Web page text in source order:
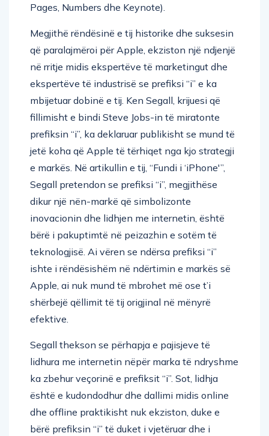
Pages, Numbers dhe Keynote).
Megjithë rëndësinë e tij historike dhe suksesin
që paralajmëroi për Apple, ekziston një ndjenjë
në rritje midis ekspertëve të marketingut dhe
ekspertëve të industrisë se prefiksi “i” e ka
mbijetuar dobinë e tij. Ken Segall, krijuesi që
fillimisht e bindi Steve Jobs-in të miratonte
prefiksin “i”, ka deklaruar publikisht se mund të
jetë koha që Apple të tërhiqet nga kjo strategji
e markës. Në artikullin e tij, “Fundi i ‘iPhone'”,
Segall pretendon se prefiksi “i”, megjithëse
dikur një nën-markë që simbolizonte
inovacionin dhe lidhjen me internetin, është
bërë i pakuptimtë në peizazhin e sotëm të
teknologjisë. Ai vëren se ndërsa prefiksi “i”
ishte i rëndësishëm në ndërtimin e markës së
Apple, ai nuk mund të mbrohet më ose t’i
shërbejë qëllimit të tij origjinal në mënyrë
efektive.
Segall thekson se përhapja e pajisjeve të
lidhura me internetin nëpër marka të ndryshme
ka zbehur veçorinë e prefiksit “i”. Sot, lidhja
është e kudondodhur dhe dallimi midis online
dhe offline praktikisht nuk ekziston, duke e
bërë prefiksin “i” të duket i vjetëruar dhe i